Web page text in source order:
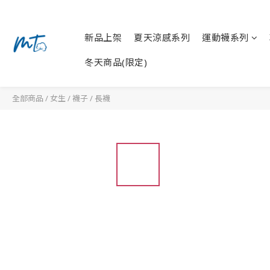
新品上架 夏天涼感系列 運動襪系列
冬天商品(限定)
全部商品 / 女生 /襪子/ 長襪